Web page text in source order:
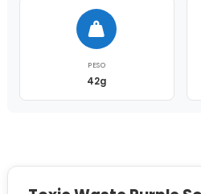
PESO
42g